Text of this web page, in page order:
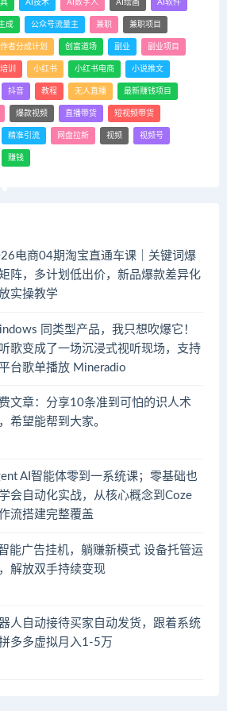
AI技术 AI数字人 AI绘画 AI软件
成 公众号流量主 兼职 兼职项目
者分成计划 创富道场 副业 副业项目
培训 小红书 小红书电商 小说推文
抖音 教程 无人直播 最新赚钱项目
爆款视频 直播带货 短视频带货
精准引流 网盘拉新 视频 视频号
赚钱
电商04期淘宝直通车课｜关键词爆
阵，多计划低出价，新品爆款差异化
实操教学
同类型产品，我只想吹爆它！
歌变成了一场沉浸式视听现场，支持
台歌单播放 Mineradio
文章：分享10条准到可怕的识人术
希望能帮到大家。
AI智能体零到一系统课；零基础也
会自动化实战，从核心概念到Coze
流搭建完整覆盖
能广告挂机，躺赚新模式 设备托管运
解放双手持续变现
人自动接待买家自动发货，跟着系统
多多虚拟月入1-5万